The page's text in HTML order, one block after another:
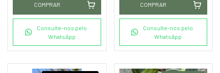
COMPRAR
Consulte-nos pelo
WhatsApp
COMPRAR
Consulte-nos pelo
WhatsApp